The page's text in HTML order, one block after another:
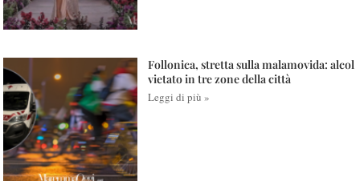
Follonica, stretta sulla malamovida: alcol
vietato in tre zone della città
Leggi di più »